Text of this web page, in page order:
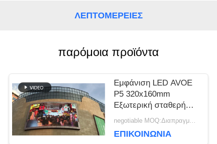
ΥΠΟΘΈΣΕΙΣ
ΖΗΤΉΣΤΕ
ΜΙΑ
ΠΡΟΣΦΟΡΆ
ΛΕΠΤΟΜΈΡΕΙΕΣ
παρόμοια προϊόντα
Εμφάνιση LED AVOE
P5 320x160mm
Εξωτερική σταθερή
οθόνη LED υψηλό
3840Hz
negotiable MOQ:Διαπραγματεύσιμος
ΕΠΙΚΟΙΝΩΝΊΑ